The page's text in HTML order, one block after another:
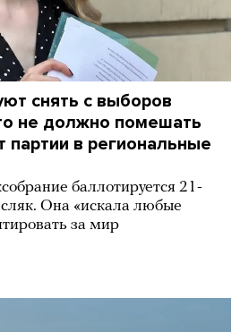
снять с выборов
не должно помешать
партии в региональные
баллотируется 21-
Она «искала любые
за мир